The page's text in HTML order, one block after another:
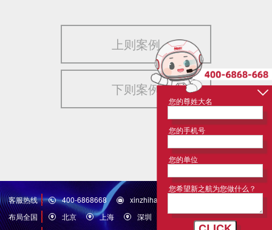
上则案例
下则案例
客服热线 400-6868668
xinzhihang@126.com
布局全国
北京 上海 深圳 济南 青岛
洛杉矶
您的尊姓大名
您的手机号
您的单位
您希望新之航为您做什么？